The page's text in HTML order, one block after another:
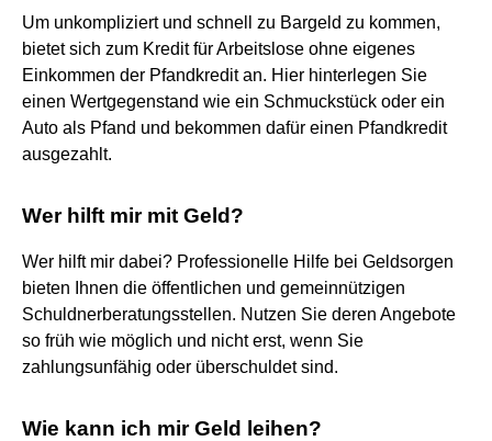
Um unkompliziert und schnell zu Bargeld zu kommen,
bietet sich zum Kredit für Arbeitslose ohne eigenes
Einkommen der Pfandkredit an. Hier hinterlegen Sie
einen Wertgegenstand wie ein Schmuckstück oder ein
Auto als Pfand und bekommen dafür einen Pfandkredit
ausgezahlt.
Wer hilft mir mit Geld?
Wer hilft mir dabei? Professionelle Hilfe bei Geldsorgen
bieten Ihnen die öffentlichen und gemeinnützigen
Schuldnerberatungsstellen. Nutzen Sie deren Angebote
so früh wie möglich und nicht erst, wenn Sie
zahlungsunfähig oder überschuldet sind.
Wie kann ich mir Geld leihen?